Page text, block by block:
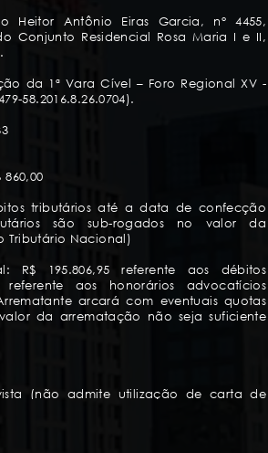
Heitor Antônio Eiras Garcia, n° 4455,
Conjunto Residencial Rosa Maria I e II,
da 1ª Vara Cível – Foro Regional XV -
58.2016.8.26.0704).
tributários até a data de confecção
são sub-rogados no valor da
Tributário Nacional)
R$ 195.806,95 referente aos débitos
referente aos honorários advocatícios
arcará com eventuais quotas
da arrematação não seja suficiente
(não admite utilização de carta de